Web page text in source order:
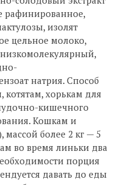
рафинированное,
изолят
цельное молоко,
низкомолекулярный,
натрия. Способ
хорькам для
кишечного
Кошкам и
массой более 2 кг — 5
во время линьки два
порция
давать до еды